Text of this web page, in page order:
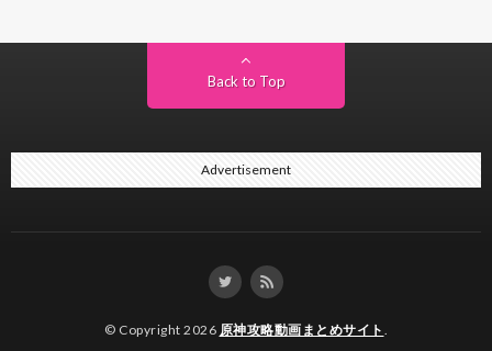
Back to Top
Advertisement
© Copyright 2026 原神攻略動画まとめサイト .